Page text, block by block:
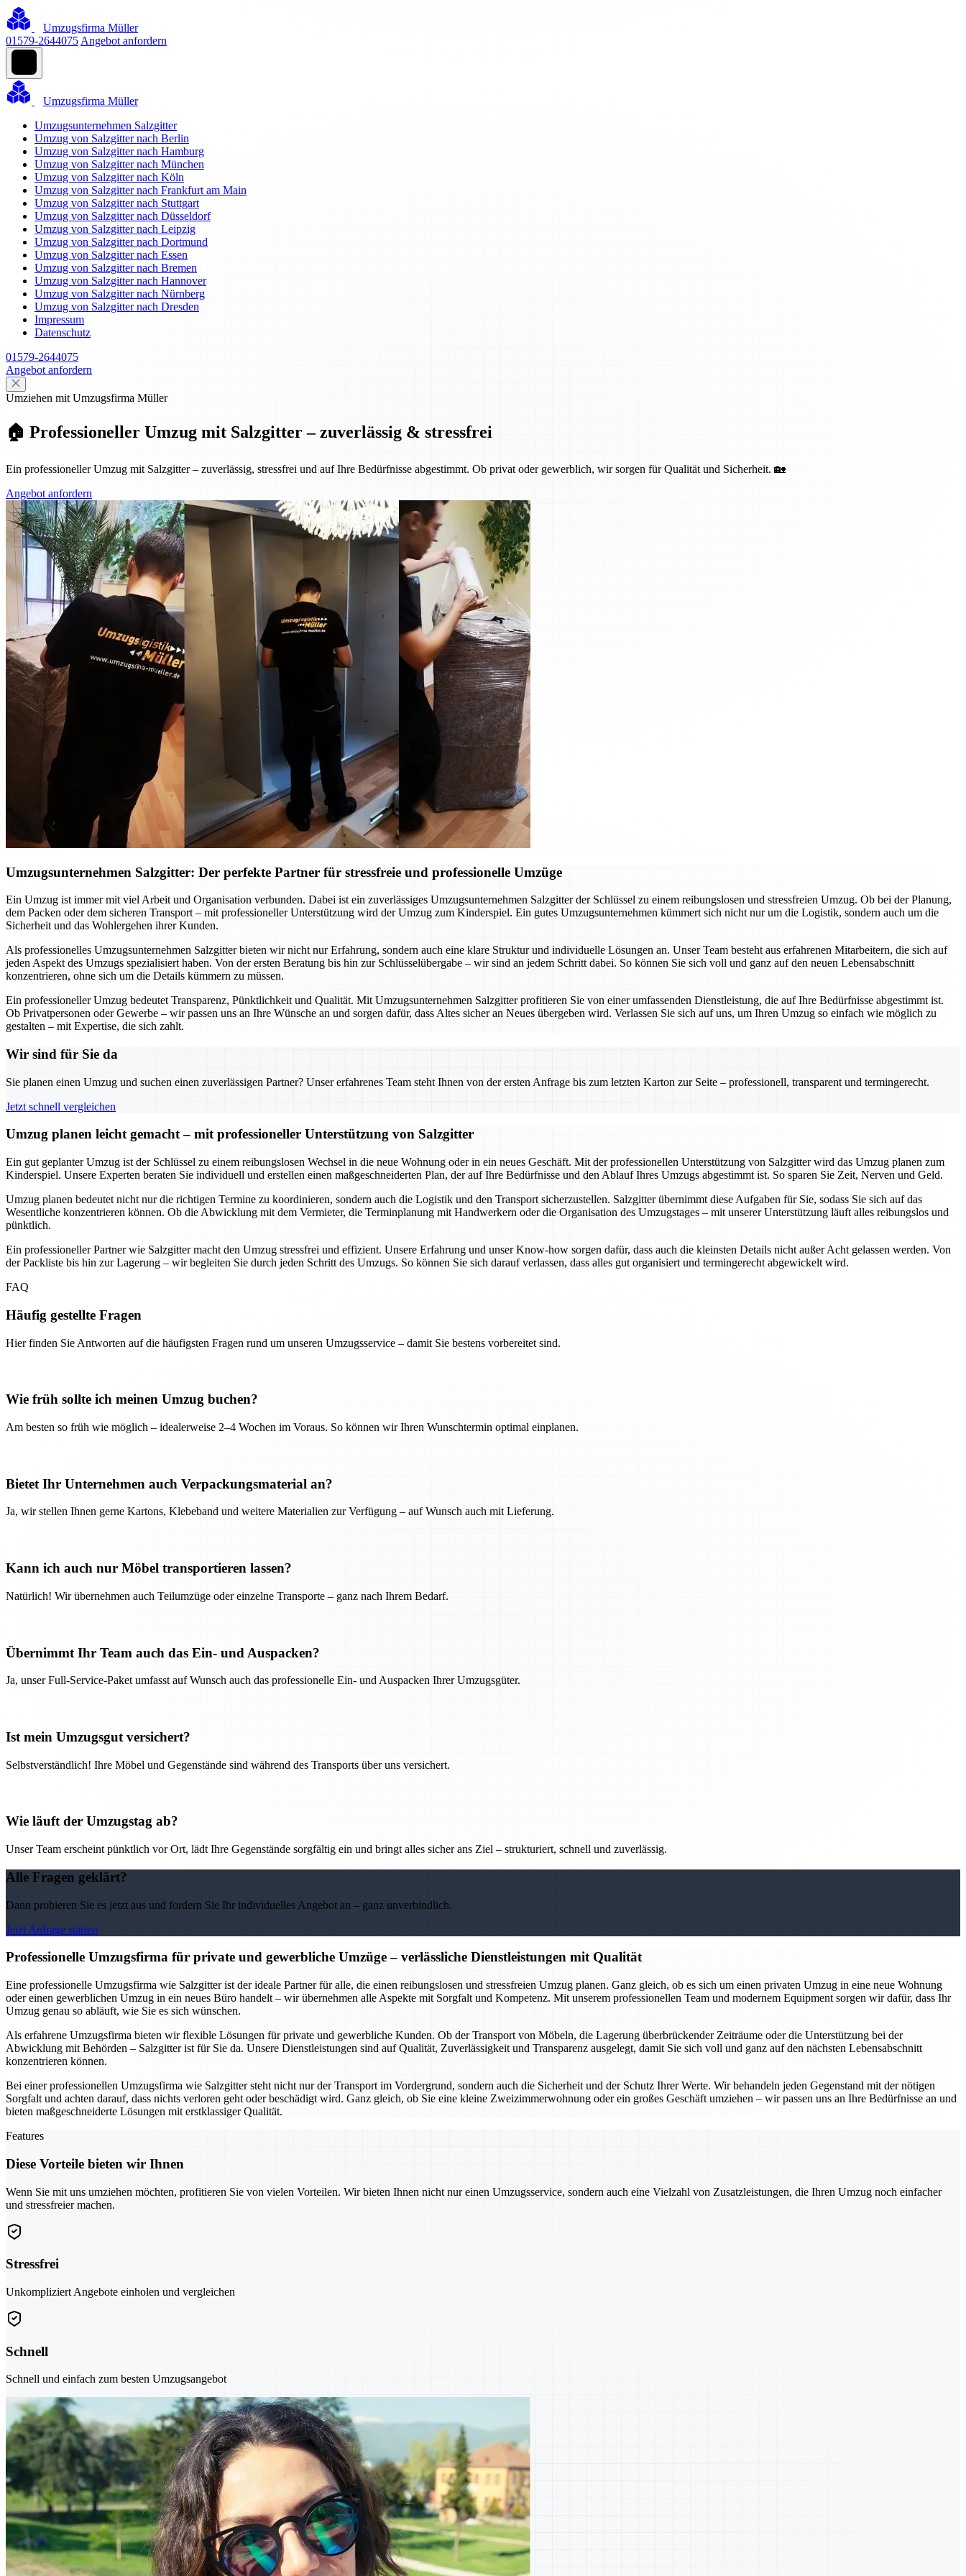
Umzugsfirma Müller
01579-2644075 Angebot anfordern
Umzugsfirma Müller
Umzugsunternehmen Salzgitter
Umzug von Salzgitter nach Berlin
Umzug von Salzgitter nach Hamburg
Umzug von Salzgitter nach München
Umzug von Salzgitter nach Köln
Umzug von Salzgitter nach Frankfurt am Main
Umzug von Salzgitter nach Stuttgart
Umzug von Salzgitter nach Düsseldorf
Umzug von Salzgitter nach Leipzig
Umzug von Salzgitter nach Dortmund
Umzug von Salzgitter nach Essen
Umzug von Salzgitter nach Bremen
Umzug von Salzgitter nach Hannover
Umzug von Salzgitter nach Nürnberg
Umzug von Salzgitter nach Dresden
Impressum
Datenschutz
01579-2644075
Angebot anfordern
Umziehen mit Umzugsfirma Müller
🏠 Professioneller Umzug mit Salzgitter – zuverlässig & stressfrei
Ein professioneller Umzug mit Salzgitter – zuverlässig, stressfrei und auf Ihre Bedürfnisse abgestimmt. Ob privat oder gewerblich, wir sorgen für Qualität und Sicherheit. 🏡
Angebot anfordern
Umzugsunternehmen Salzgitter: Der perfekte Partner für stressfreie und professionelle Umzüge
Ein Umzug ist immer mit viel Arbeit und Organisation verbunden. Dabei ist ein zuverlässiges Umzugsunternehmen Salzgitter der Schlüssel zu einem reibungslosen und stressfreien Umzug. Ob bei der Planung,
dem Packen oder dem sicheren Transport – mit professioneller Unterstützung wird der Umzug zum Kinderspiel. Ein gutes Umzugsunternehmen kümmert sich nicht nur um die Logistik, sondern auch um die
Sicherheit und das Wohlergehen ihrer Kunden.
Als professionelles Umzugsunternehmen Salzgitter bieten wir nicht nur Erfahrung, sondern auch eine klare Struktur und individuelle Lösungen an. Unser Team besteht aus erfahrenen Mitarbeitern, die sich auf
jeden Aspekt des Umzugs spezialisiert haben. Von der ersten Beratung bis hin zur Schlüsselübergabe – wir sind an jedem Schritt dabei. So können Sie sich voll und ganz auf den neuen Lebensabschnitt
konzentrieren, ohne sich um die Details kümmern zu müssen.
Ein professioneller Umzug bedeutet Transparenz, Pünktlichkeit und Qualität. Mit Umzugsunternehmen Salzgitter profitieren Sie von einer umfassenden Dienstleistung, die auf Ihre Bedürfnisse abgestimmt ist.
Ob Privatpersonen oder Gewerbe – wir passen uns an Ihre Wünsche an und sorgen dafür, dass Altes sicher an Neues übergeben wird. Verlassen Sie sich auf uns, um Ihren Umzug so einfach wie möglich zu
gestalten – mit Expertise, die sich zahlt.
Wir sind für Sie da
Sie planen einen Umzug und suchen einen zuverlässigen Partner? Unser erfahrenes Team steht Ihnen von der ersten Anfrage bis zum letzten Karton zur Seite – professionell, transparent und termingerecht.
Jetzt schnell vergleichen
Umzug planen leicht gemacht – mit professioneller Unterstützung von Salzgitter
Ein gut geplanter Umzug ist der Schlüssel zu einem reibungslosen Wechsel in die neue Wohnung oder in ein neues Geschäft. Mit der professionellen Unterstützung von Salzgitter wird das Umzug planen zum
Kinderspiel. Unsere Experten beraten Sie individuell und erstellen einen maßgeschneiderten Plan, der auf Ihre Bedürfnisse und den Ablauf Ihres Umzugs abgestimmt ist. So sparen Sie Zeit, Nerven und Geld.
Umzug planen bedeutet nicht nur die richtigen Termine zu koordinieren, sondern auch die Logistik und den Transport sicherzustellen. Salzgitter übernimmt diese Aufgaben für Sie, sodass Sie sich auf das
Wesentliche konzentrieren können. Ob die Abwicklung mit dem Vermieter, die Terminplanung mit Handwerkern oder die Organisation des Umzugstages – mit unserer Unterstützung läuft alles reibungslos und
pünktlich.
Ein professioneller Partner wie Salzgitter macht den Umzug stressfrei und effizient. Unsere Erfahrung und unser Know-how sorgen dafür, dass auch die kleinsten Details nicht außer Acht gelassen werden. Von
der Packliste bis hin zur Lagerung – wir begleiten Sie durch jeden Schritt des Umzugs. So können Sie sich darauf verlassen, dass alles gut organisiert und termingerecht abgewickelt wird.
FAQ
Häufig gestellte Fragen
Hier finden Sie Antworten auf die häufigsten Fragen rund um unseren Umzugsservice – damit Sie bestens vorbereitet sind.
Wie früh sollte ich meinen Umzug buchen?
Am besten so früh wie möglich – idealerweise 2–4 Wochen im Voraus. So können wir Ihren Wunschtermin optimal einplanen.
Bietet Ihr Unternehmen auch Verpackungsmaterial an?
Ja, wir stellen Ihnen gerne Kartons, Klebeband und weitere Materialien zur Verfügung – auf Wunsch auch mit Lieferung.
Kann ich auch nur Möbel transportieren lassen?
Natürlich! Wir übernehmen auch Teilumzüge oder einzelne Transporte – ganz nach Ihrem Bedarf.
Übernimmt Ihr Team auch das Ein- und Auspacken?
Ja, unser Full-Service-Paket umfasst auf Wunsch auch das professionelle Ein- und Auspacken Ihrer Umzugsgüter.
Ist mein Umzugsgut versichert?
Selbstverständlich! Ihre Möbel und Gegenstände sind während des Transports über uns versichert.
Wie läuft der Umzugstag ab?
Unser Team erscheint pünktlich vor Ort, lädt Ihre Gegenstände sorgfältig ein und bringt alles sicher ans Ziel – strukturiert, schnell und zuverlässig.
Alle Fragen geklärt?
Dann probieren Sie es jetzt aus und fordern Sie Ihr individuelles Angebot an – ganz unverbindlich.
Jetzt Anfrage starten
Professionelle Umzugsfirma für private und gewerbliche Umzüge – verlässliche Dienstleistungen mit Qualität
Eine professionelle Umzugsfirma wie Salzgitter ist der ideale Partner für alle, die einen reibungslosen und stressfreien Umzug planen. Ganz gleich, ob es sich um einen privaten Umzug in eine neue Wohnung
oder einen gewerblichen Umzug in ein neues Büro handelt – wir übernehmen alle Aspekte mit Sorgfalt und Kompetenz. Mit unserem professionellen Team und modernem Equipment sorgen wir dafür, dass Ihr
Umzug genau so abläuft, wie Sie es sich wünschen.
Als erfahrene Umzugsfirma bieten wir flexible Lösungen für private und gewerbliche Kunden. Ob der Transport von Möbeln, die Lagerung überbrückender Zeiträume oder die Unterstützung bei der
Abwicklung mit Behörden – Salzgitter ist für Sie da. Unsere Dienstleistungen sind auf Qualität, Zuverlässigkeit und Transparenz ausgelegt, damit Sie sich voll und ganz auf den nächsten Lebensabschnitt
konzentrieren können.
Bei einer professionellen Umzugsfirma wie Salzgitter steht nicht nur der Transport im Vordergrund, sondern auch die Sicherheit und der Schutz Ihrer Werte. Wir behandeln jeden Gegenstand mit der nötigen
Sorgfalt und achten darauf, dass nichts verloren geht oder beschädigt wird. Ganz gleich, ob Sie eine kleine Zweizimmerwohnung oder ein großes Geschäft umziehen – wir passen uns an Ihre Bedürfnisse an und
bieten maßgeschneiderte Lösungen mit erstklassiger Qualität.
Features
Diese Vorteile bieten wir Ihnen
Wenn Sie mit uns umziehen möchten, profitieren Sie von vielen Vorteilen. Wir bieten Ihnen nicht nur einen Umzugsservice, sondern auch eine Vielzahl von Zusatzleistungen, die Ihren Umzug noch einfacher
und stressfreier machen.
Stressfrei
Unkompliziert Angebote einholen und vergleichen
Schnell
Schnell und einfach zum besten Umzugsangebot